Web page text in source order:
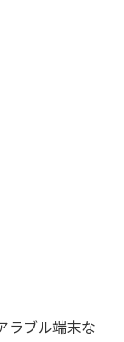
ラブル端末な